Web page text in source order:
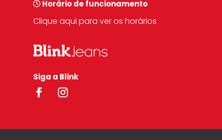
Horário de funcionamento
Clique aqui para ver os horários
Siga a Blink